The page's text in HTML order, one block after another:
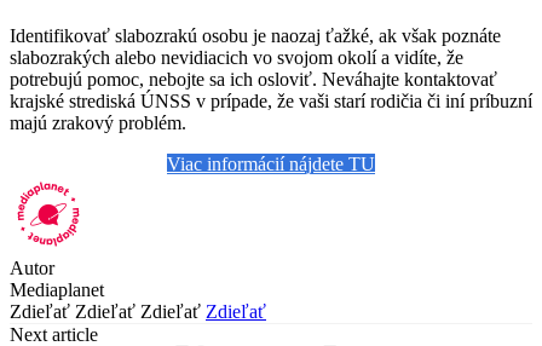
Identifikovať slabozrakú osobu je naozaj ťažké, ak však poznáte
slabozrakých alebo nevidiacich vo svojom okolí a vidíte, že
potrebujú pomoc, nebojte sa ich osloviť. Neváhajte kontaktovať
krajské strediská ÚNSS v prípade, že vaši starí rodičia či iní príbuzní
majú zrakový problém.
Viac informácií nájdete TU
Autor
Mediaplanet
Zdieľať Zdieľať Zdieľať Zdieľať
Next article